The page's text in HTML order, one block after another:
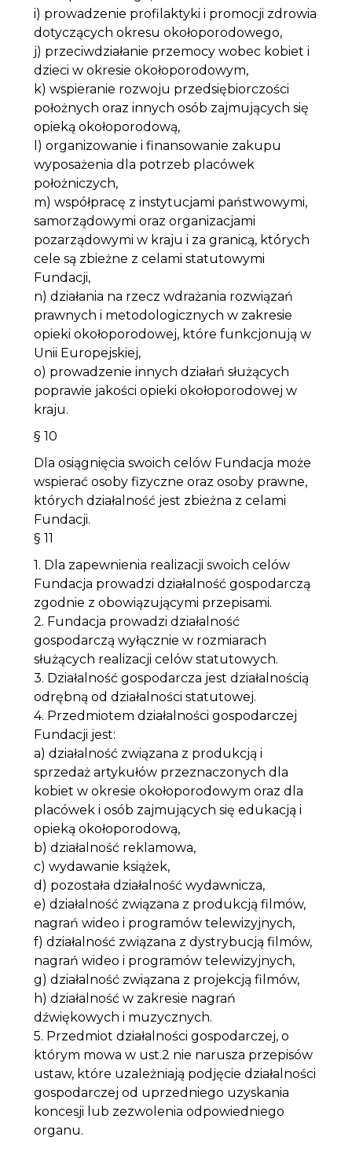
i) prowadzenie profilaktyki i promocji zdrowia
dotyczących okresu okołoporodowego,
j) przeciwdziałanie przemocy wobec kobiet i
dzieci w okresie okołoporodowym,
k) wspieranie rozwoju przedsiębiorczości
położnych oraz innych osób zajmujących się
opieką okołoporodową,
l) organizowanie i finansowanie zakupu
wyposażenia dla potrzeb placówek
położniczych,
m) współpracę z instytucjami państwowymi,
samorządowymi oraz organizacjami
pozarządowymi w kraju i za granicą, których
cele są zbieżne z celami statutowymi
Fundacji,
n) działania na rzecz wdrażania rozwiązań
prawnych i metodologicznych w zakresie
opieki okołoporodowej, które funkcjonują w
Unii Europejskiej,
o) prowadzenie innych działań służących
poprawie jakości opieki okołoporodowej w
kraju.
§ 10
Dla osiągnięcia swoich celów Fundacja może
wspierać osoby fizyczne oraz osoby prawne,
których działalność jest zbieżna z celami
Fundacji.
§ 11
1. Dla zapewnienia realizacji swoich celów
Fundacja prowadzi działalność gospodarczą
zgodnie z obowiązującymi przepisami.
2. Fundacja prowadzi działalność
gospodarczą wyłącznie w rozmiarach
służących realizacji celów statutowych.
3. Działalność gospodarcza jest działalnością
odrębną od działalności statutowej.
4. Przedmiotem działalności gospodarczej
Fundacji jest:
a) działalność związana z produkcją i
sprzedaż artykułów przeznaczonych dla
kobiet w okresie okołoporodowym oraz dla
placówek i osób zajmujących się edukacją i
opieką okołoporodową,
b) działalność reklamowa,
c) wydawanie książek,
d) pozostała działalność wydawnicza,
e) działalność związana z produkcją filmów,
nagrań wideo i programów telewizyjnych,
f) działalność związana z dystrybucją filmów,
nagrań wideo i programów telewizyjnych,
g) działalność związana z projekcją filmów,
h) działalność w zakresie nagrań
dźwiękowych i muzycznych.
5. Przedmiot działalności gospodarczej, o
którym mowa w ust.2 nie narusza przepisów
ustaw, które uzależniają podjęcie działalności
gospodarczej od uprzedniego uzyskania
koncesji lub zezwolenia odpowiedniego
organu.